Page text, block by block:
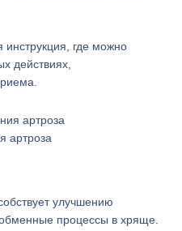
инструкция, где можно
действиях,
артроза
улучшению
процессы в хряще.